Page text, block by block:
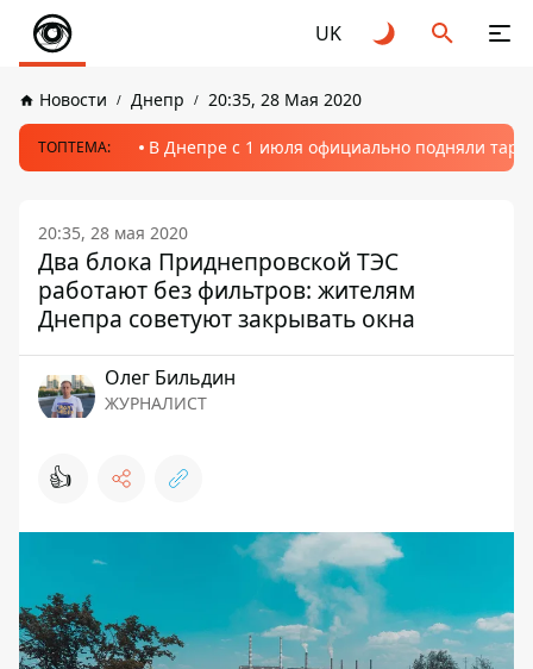
UK
Новости Днепр 20:35, 28 Мая 2020
ТОПТЕМА: В Днепре с 1 июля официально подняли
20:35, 28 мая 2020
Два блока Приднепровской ТЭС
работают без фильтров: жителям
Днепра советуют закрывать окна
Олег Бильдин
ЖУРНАЛИСТ
👍